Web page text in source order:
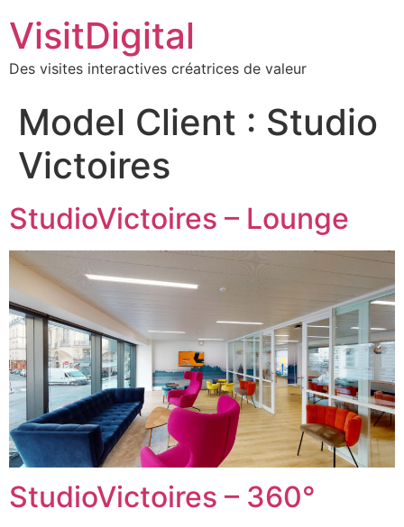
VisitDigital
Des visites interactives créatrices de valeur
Model Client : Studio
Victoires
StudioVictoires – Lounge
StudioVictoires – 360°